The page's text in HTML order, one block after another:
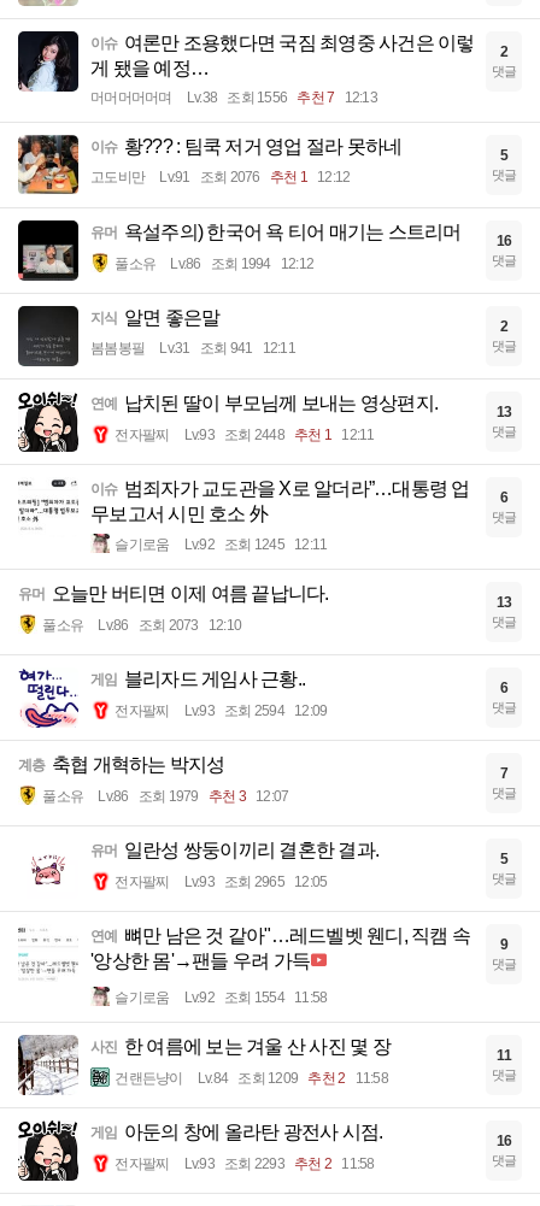
이슈 여론만 조용했다면 국짐 최영중 사건은 이렇
게 됐을 예정…
머머머머머며 Lv.38 조회 1556 추천 7 12:13
2
댓글
이슈 황??? : 팀쿡 저거 영업 절라 못하네
고도비만 Lv.91 조회 2076 추천 1 12:12
5
댓글
유머 욕설주의) 한국어 욕 티어 매기는 스트리머
풀소유 Lv.86 조회 1994 12:12
16
댓글
지식 알면 좋은말
봄봄봉필 Lv.31 조회 941 12:11
2
댓글
연예 납치된 딸이 부모님께 보내는 영상편지.
전자팔찌 Lv.93 조회 2448 추천 1 12:11
13
댓글
이슈 범죄자가 교도관을 X로 알더라”…대통령 업
무보고서 시민 호소 外
슬기로움 Lv.92 조회 1245 12:11
6
댓글
유머 오늘만 버티면 이제 여름 끝납니다.
풀소유 Lv.86 조회 2073 12:10
13
댓글
게임 블리자드 게임사 근황..
전자팔찌 Lv.93 조회 2594 12:09
6
댓글
계층 축협 개혁하는 박지성
풀소유 Lv.86 조회 1979 추천 3 12:07
7
댓글
유머 일란성 쌍둥이끼리 결혼한 결과.
전자팔찌 Lv.93 조회 2965 12:05
5
댓글
연예
뼈만 남은 것 같아"…레드벨벳 웬디, 직캠 속
'앙상한 몸'→팬들 우려 가득
슬기로움 Lv.92 조회 1554 11:58
9
댓글
사진 한 여름에 보는 겨울 산 사진 몇 장
건랜든냥이 Lv.84 조회 1209 추천 2 11:58
11
댓글
게임 아둔의 창에 올라탄 광전사 시점.
전자팔찌 Lv.93 조회 2293 추천 2 11:58
16
댓글